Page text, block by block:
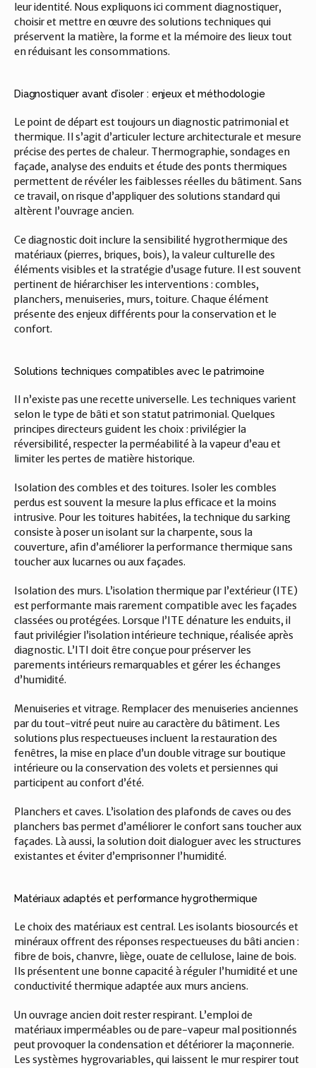
leur identité. Nous expliquons ici comment diagnostiquer,
choisir et mettre en œuvre des solutions techniques qui
préservent la matière, la forme et la mémoire des lieux tout
en réduisant les consommations.
Diagnostiquer avant d’isoler : enjeux et méthodologie
Le point de départ est toujours un diagnostic patrimonial et
thermique. Il s’agit d’articuler lecture architecturale et mesure
précise des pertes de chaleur. Thermographie, sondages en
façade, analyse des enduits et étude des ponts thermiques
permettent de révéler les faiblesses réelles du bâtiment. Sans
ce travail, on risque d’appliquer des solutions standard qui
altèrent l’ouvrage ancien.
Ce diagnostic doit inclure la sensibilité hygrothermique des
matériaux (pierres, briques, bois), la valeur culturelle des
éléments visibles et la stratégie d’usage future. Il est souvent
pertinent de hiérarchiser les interventions : combles,
planchers, menuiseries, murs, toiture. Chaque élément
présente des enjeux différents pour la conservation et le
confort.
Solutions techniques compatibles avec le patrimoine
Il n’existe pas une recette universelle. Les techniques varient
selon le type de bâti et son statut patrimonial. Quelques
principes directeurs guident les choix : privilégier la
réversibilité, respecter la perméabilité à la vapeur d’eau et
limiter les pertes de matière historique.
Isolation des combles et des toitures. Isoler les combles
perdus est souvent la mesure la plus efficace et la moins
intrusive. Pour les toitures habitées, la technique du sarking
consiste à poser un isolant sur la charpente, sous la
couverture, afin d’améliorer la performance thermique sans
toucher aux lucarnes ou aux façades.
Isolation des murs. L’isolation thermique par l’extérieur (ITE)
est performante mais rarement compatible avec les façades
classées ou protégées. Lorsque l’ITE dénature les enduits, il
faut privilégier l’isolation intérieure technique, réalisée après
diagnostic. L’ITI doit être conçue pour préserver les
parements intérieurs remarquables et gérer les échanges
d’humidité.
Menuiseries et vitrage. Remplacer des menuiseries anciennes
par du tout-vitré peut nuire au caractère du bâtiment. Les
solutions plus respectueuses incluent la restauration des
fenêtres, la mise en place d’un double vitrage sur boutique
intérieure ou la conservation des volets et persiennes qui
participent au confort d’été.
Planchers et caves. L’isolation des plafonds de caves ou des
planchers bas permet d’améliorer le confort sans toucher aux
façades. Là aussi, la solution doit dialoguer avec les structures
existantes et éviter d’emprisonner l’humidité.
Matériaux adaptés et performance hygrothermique
Le choix des matériaux est central. Les isolants biosourcés et
minéraux offrent des réponses respectueuses du bâti ancien :
fibre de bois, chanvre, liège, ouate de cellulose, laine de bois.
Ils présentent une bonne capacité à réguler l’humidité et une
conductivité thermique adaptée aux murs anciens.
Un ouvrage ancien doit rester respirant. L’emploi de
matériaux imperméables ou de pare-vapeur mal positionnés
peut provoquer la condensation et détériorer la maçonnerie.
Les systèmes hygrovariables, qui laissent le mur respirer tout